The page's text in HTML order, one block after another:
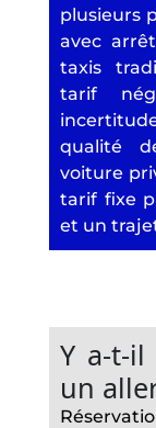
plusieurs
avec
taxis
tarif
qualité
voiture
tarif fixe
et un
Y
un